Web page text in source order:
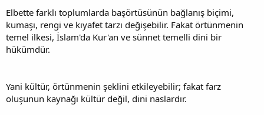
Elbette farklı toplumlarda başörtüsünün bağlanış biçimi,
kumaşı, rengi ve kıyafet tarzı değişebilir. Fakat örtünmenin
temel ilkesi, İslam'da Kur'an ve sünnet temelli dini bir
hükümdür.
Yani kültür, örtünmenin şeklini etkileyebilir; fakat farz
oluşunun kaynağı kültür değil, dini naslardır.